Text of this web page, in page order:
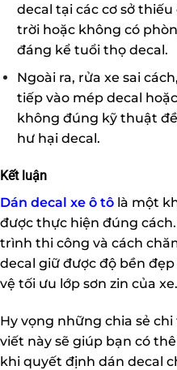
decal tại các cơ sở
trời hoặc không có
đáng kể tuổi thọ decal.
Ngoài ra, rửa xe sai
tiếp vào mép decal
không đúng kỹ thuật
hư hại decal.
Kết luận
Dán decal xe ô tô là một
được thực hiện đúng
trình thi công và cách
decal giữ được độ bền
vệ tối ưu lớp sơn zin của xe.
Hy vọng những chia sẻ
viết này sẽ giúp bạn có
khi quyết định dán decal